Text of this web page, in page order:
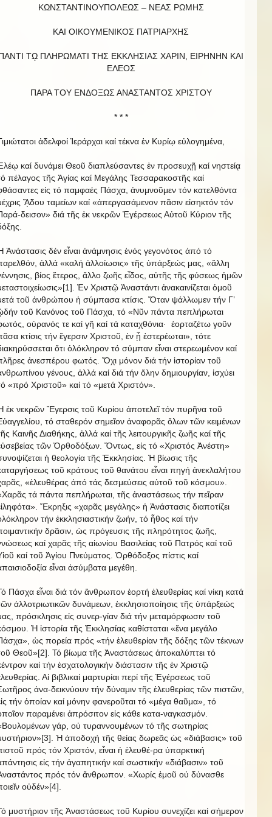
ΚΩΝΣΤΑΝΤΙΝΟΥΠΟΛΕΩΣ – ΝΕΑΣ ΡΩΜΗΣ
ΚΑΙ ΟΙΚΟΥΜΕΝΙΚΟΣ ΠΑΤΡΙΑΡΧΗΣ
Τῼ ΠΛΗΡΩΜΑΤΙ ΤΗΣ ΕΚΚΛΗΣΙΑΣ ΧΑΡΙΝ, ΕΙΡΗΝΗΝ ΚΑΙ
EΛΕΟΣ
ΠΑΡΑ ΤΟΥ ΕΝΔΟΞΩΣ ΑΝΑΣΤΑΝΤΟΣ ΧΡΙΣΤΟΥ
* * *
ἀδελφοί Ἱεράρχαι καί τέκνα ἐν Κυρίῳ εὐλογημένα,
καί δυνάμει Θεοῦ διαπλεύσαντες ἐν προσευχῇ καί νηστείᾳ
πέλαγος τῆς Ἁγίας καί Μεγάλης Τεσσαρακοστῆς καί
εἰς τό παμφαές Πάσχα, ἀνυμνοῦμεν τόν κατελθόντα
ᾍδου ταμείων καί «ἀπεργασάμενον πᾶσιν εἰσηκτόν τόν
δεισον» διά τῆς ἐκ νεκρῶν Ἐγέρσεως Αὐτοῦ Κύριον τῆς
Ἀνάστασις δέν εἶναι ἀνάμνησις ἑνός γεγονότος ἀπό τό
ἀλλά «καλή ἀλλοίωσις» τῆς ὑπάρξεώς μας, «ἄλλη
βίος ἕτερος, ἄλλο ζωῆς εἶδος, αὐτῆς τῆς φύσεως ἡμῶν
Ἐν Χριστῷ Ἀναστάντι ἀνακαινίζεται ὁμοῦ
τοῦ ἀνθρώπου ἡ σύμπασα κτίσις. Ὅταν ψάλλωμεν τήν Γ’
τοῦ Κανόνος τοῦ Πάσχα, τό «Νῦν πάντα πεπλήρωται
οὐρανός τε καί γῆ καί τά καταχθόνια·
ἑορταζέτω γοῦν
κτίσις τήν ἔγερσιν Χριστοῦ, ἐν ᾗ ἐστερέωται», τότε
ὅτι ὁλόκληρον τό σύμπαν εἶναι στερεωμένον καί
ἀνεσπέρου φωτός. Ὄχι μόνον διά τήν ἱστορίαν τοῦ
γένους, ἀλλά καί διά τήν ὅλην δημιουργίαν, ἰσχύει
«πρό Χριστοῦ» καί τό «μετά Χριστόν».
ἐκ νεκρῶν Ἔγερσις τοῦ Κυρίου ἀποτελεῖ τόν πυρῆνα τοῦ
τό σταθερόν σημεῖον ἀναφορᾶς ὅλων τῶν κειμένων
Καινῆς Διαθήκης, ἀλλά καί τῆς λειτουργικῆς ζωῆς καί τῆς
τῶν Ὀρθοδόξων. Ὄντως, εἰς τό «Χριστός Ἀνέστη»
ἡ θεολογία τῆς Ἐκκλησίας. Ἡ βίωσις τῆς
τοῦ κράτους τοῦ θανάτου εἶναι πηγή ἀνεκλαλήτου
«ἐλευθέρας ἀπό τάς δεσμεύσεις αὐτοῦ τοῦ κόσμου».
τά πάντα πεπλήρωται, τῆς ἀναστάσεως τήν πεῖραν
Ἔκρηξις «χαρᾶς μεγάλης» ἡ Ἀνάστασις διαποτίζει
τήν ἐκκλησιαστικήν ζωήν, τό ἦθος καί τήν
δρᾶσιν, ὡς πρόγευσις τῆς πληρότητος ζωῆς,
καί χαρᾶς τῆς αἰωνίου Βασιλείας τοῦ Πατρός καί τοῦ
καί τοῦ Ἁγίου Πνεύματος. Ὀρθόδοξος πίστις καί
εἶναι ἀσύμβατα μεγέθη.
Πάσχα εἶναι διά τόν ἄνθρωπον ἑορτή ἐλευθερίας καί νίκη κατά
ἀλλοτριωτικῶν δυνάμεων, ἐκκλησιοποίησις τῆς ὑπάρξεώς
πρόσκλησις εἰς συνερ-γίαν διά τήν μεταμόρφωσιν τοῦ
Ἡ ἱστορία τῆς Ἐκκλησίας καθίσταται «ἕνα μεγάλο
ὡς πορεία πρός «τήν ἐλευθερίαν τῆς δόξης τῶν τέκνων
Θεοῦ»[2]. Τό βίωμα τῆς Ἀναστάσεως ἀποκαλύπτει τό
καί τήν ἐσχατολογικήν διάστασιν τῆς ἐν Χριστῷ
Αἱ βιβλικαί μαρτυρίαι περί τῆς Ἐγέρσεως τοῦ
ἀνα-δεικνύουν τήν δύναμιν τῆς ἐλευθερίας τῶν πιστῶν,
τήν ὁποίαν καί μόνην φανεροῦται τό «μέγα θαῦμα», τό
παραμένει ἀπρόσιτον εἰς κάθε κατα-ναγκασμόν.
γάρ, οὐ τυραννουμένων τό τῆς σωτηρίας
Ἡ ἀποδοχή τῆς θείας δωρεᾶς ὡς «διάβασις» τοῦ
πρός τόν Χριστόν, εἶναι ἡ ἐλευθέ-ρα ὑπαρκτική
εἰς τήν ἀγαπητικήν καί σωστικήν «διάβασιν» τοῦ
πρός τόν ἄνθρωπον. «Χωρίς ἐμοῦ οὐ δύνασθε
οὐδέν»[4].
μυστήριον τῆς Ἀναστάσεως τοῦ Κυρίου συνεχίζει καί σήμερον